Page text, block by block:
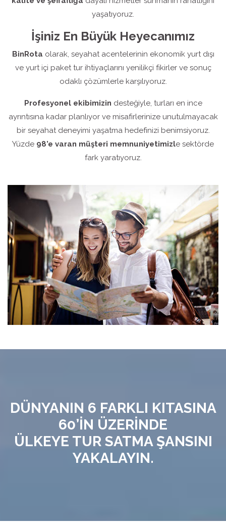
yaşatıyoruz.
İşiniz En Büyük Heyecanımız
BinRota olarak, seyahat acentelerinin ekonomik yurt dışı
ve yurt içi paket tur ihtiyaçlarını yenilikçi fikirler ve sonuç
odaklı çözümlerle karşılıyoruz.
Profesyonel ekibimizin desteğiyle, turları en ince
ayrıntısına kadar planlıyor ve misafirlerinize unutulmayacak
bir seyahat deneyimi yaşatma hedefinizi benimsiyoruz.
Yüzde 98’e varan müşteri memnuniyetimizle sektörde
fark yaratıyoruz.
DÜNYANIN 6 FARKLI KITASINA
60’İN ÜZERİNDE
ÜLKEYE TUR SATMA ŞANSINI
YAKALAYIN.